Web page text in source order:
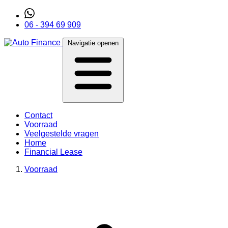
06 - 394 69 909
Navigatie openen
Contact
Voorraad
Veelgestelde vragen
Home
Financial Lease
Voorraad